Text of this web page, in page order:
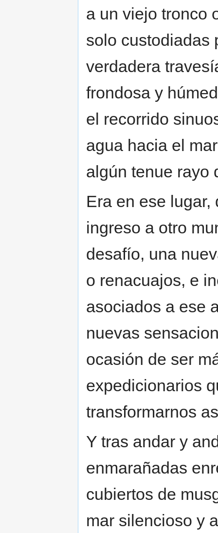
a un viejo tronco
solo custodiadas
verdadera
frondosa y
el recorrido
agua hacia el
algún tenue rayo
Era en ese
ingreso a otro
desafío, una
o renacuajos, e
asociados a ese
nuevas
ocasión de ser
expedicionarios
transformarnos
Y tras andar y
enmarañadas
cubiertos de
mar silencioso y